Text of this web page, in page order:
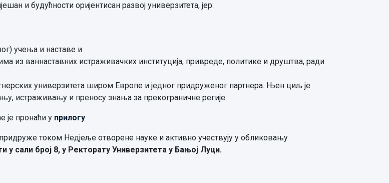
и будућности оријентисан развој универзитета, јер:
учења и наставе и
из ваннаставних истраживачких институција, привреде, политике и друштва, ради
универзитета широм Европе и једног придруженог партнера. Њен циљ је
истраживању и преносу знања за прекограничне регије.
је пронаћи у прилогу.
током Недјеље отворене науке и активно учествују у обликовању
у сали број 8, у Ректорату Универзитета у Бањој Луци.